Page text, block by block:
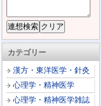
カテゴリー
漢方・東洋医学・針灸
心理学・精神医学
心理学・精神医学雑誌